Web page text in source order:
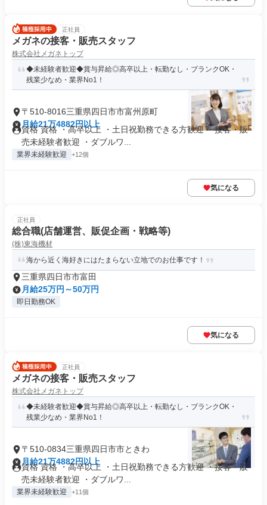
正社員
メガネの接客・販売スタッフ
株式会社メガネトップ
◆未経験者歓迎◆賞与昇給◎高卒以上・転勤なし・ブランクOK・
残業少なめ・業界No1！
〒510-8016三重県四日市市富州原町
月給21万4882円以上
資格 資格 ・高卒以上 ・土日祝勤務できる方歓迎 ・接客・販
売未経験者歓迎 ・ダブルワ...
業界未経験歓迎 +12個
気になる
正社員
総合職(店舗運営、販促企画・戦略等)
(株)東海機材
海から近く海好きにはたまらない立地でのお仕事です！
三重県四日市市富田
月給25万円～50万円
即日勤務OK
気になる
正社員
メガネの接客・販売スタッフ
株式会社メガネトップ
◆未経験者歓迎◆賞与昇給◎高卒以上・転勤なし・ブランクOK・
残業少なめ・業界No1！
〒510-0834三重県四日市市ときわ
月給21万4882円以上
資格 資格 ・高卒以上 ・土日祝勤務できる方歓迎 ・接客・販
売未経験者歓迎 ・ダブルワ...
業界未経験歓迎 +11個